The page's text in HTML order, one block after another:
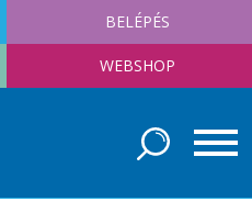
BELÉPÉS
WEBSHOP